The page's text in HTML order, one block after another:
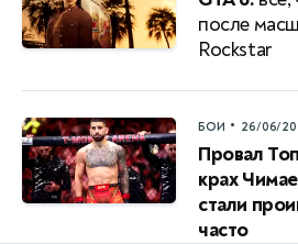
после
Rockstar
БОИ • 26/06/
Провал
крах
стали
часто